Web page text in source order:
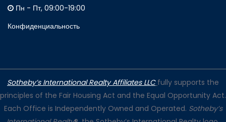
Пн - Пт, 09:00-19:00
Конфиденциальность
Sotheby’s International Realty Affiliates LLC fully supports the
principles of the Fair Housing Act and the Equal Opportunity Act.
Each Office is Independently Owned and Operated. Sotheby’s